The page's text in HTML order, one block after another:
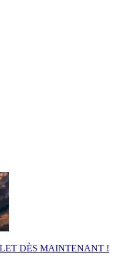
DÈS MAINTENANT !